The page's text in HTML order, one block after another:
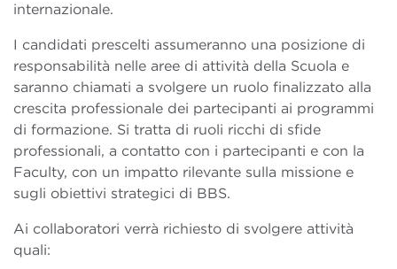
internazionale.
I candidati prescelti assumeranno una posizione di
responsabilità nelle aree di attività della Scuola e
saranno chiamati a svolgere un ruolo finalizzato alla
crescita professionale dei partecipanti ai programmi
di formazione. Si tratta di ruoli ricchi di sfide
professionali, a contatto con i partecipanti e con la
Faculty, con un impatto rilevante sulla missione e
sugli obiettivi strategici di BBS.
Ai collaboratori verrà richiesto di svolgere attività
quali: